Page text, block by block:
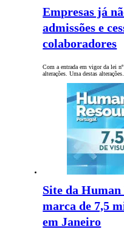
Empresas já
admissões e
colaboradores
Com a entrada em vigor da lei
alterações. Uma destas
Site da Human
marca de 7,5
em Janeiro